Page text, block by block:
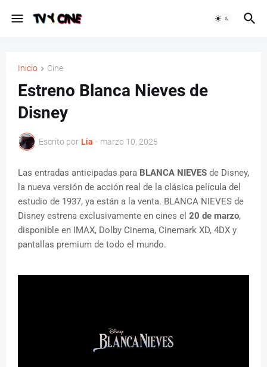
Inicio Cine
Estreno Blanca Nieves de
Disney
Escrito por Lia - marzo 10, 2025
Las entradas anticipadas para BLANCA NIEVES de Disney,
la nueva versión de acción real de la clásica película del
estudio de 1937, ya están a la venta. BLANCA NIEVES de
Disney estrena exclusivamente en cines el 20 de marzo,
disponible en IMAX, Dolby Cinema, Cinemark XD, 4DX y
pantallas premium de todo el mundo.